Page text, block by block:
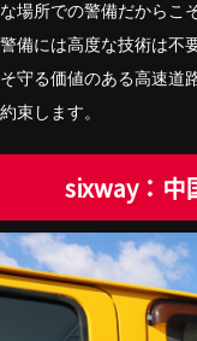
な場所での警備だからこ
警備には高度な技術は不
そ守る価値のある高速道
約束します。
sixway：中